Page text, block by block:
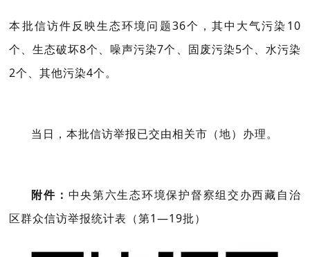
本批信访件反映生态环境问题36个，其中大气污染10
个、生态破坏8个、噪声污染7个、固废污染5个、水污染
2个、其他污染4个。
当日，本批信访举报已交由相关市 （地）办理。
附件： 中央第六生态环境保护督察组交办西藏自治
区群众信访举报统计表（第1—19批）